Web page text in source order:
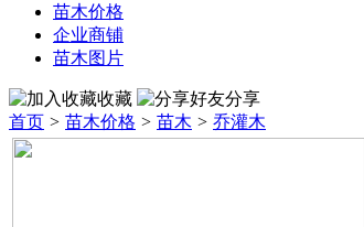
苗木价格
企业商铺
苗木图片
收藏
分享
首页 > 苗木价格 > 苗木 > 乔灌木